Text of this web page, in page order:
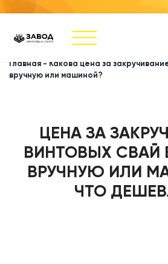
Главная - Какова цена за
вручную или машиной?
ЦЕНА ЗА
ВИНТОВЫХ СВАЙ
ВРУЧНУЮ ИЛИ
ЧТО